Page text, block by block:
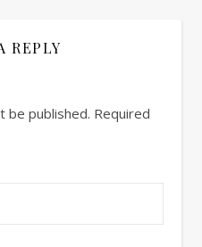
REPLY
be published. Required